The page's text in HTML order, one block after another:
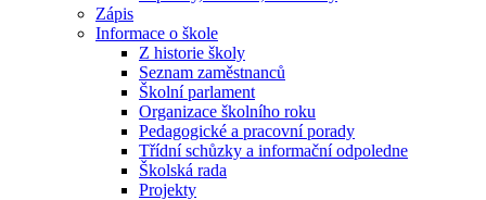
Zápis
Informace o škole
Z historie školy
Seznam zaměstnanců
Školní parlament
Organizace školního roku
Pedagogické a pracovní porady
Třídní schůzky a informační odpoledne
Školská rada
Projekty